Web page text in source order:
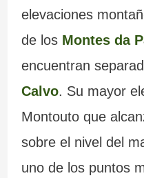
elevaciones
de los Montes da
encuentran
Calvo. Su mayor
Montouto que
sobre el nivel del
uno de los puntos